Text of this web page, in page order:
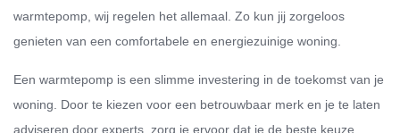
warmtepomp, wij regelen het allemaal. Zo kun jij zorgeloos
genieten van een comfortabele en energiezuinige woning.
Een warmtepomp is een slimme investering in de toekomst van je
woning. Door te kiezen voor een betrouwbaar merk en je te laten
adviseren door experts, zorg je ervoor dat je de beste keuze